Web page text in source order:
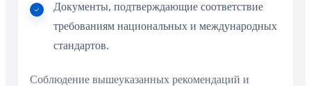
Документы, подтверждающие соответствие
требованиям национальных и международных
стандартов.
Соблюдение вышеуказанных рекомендаций и